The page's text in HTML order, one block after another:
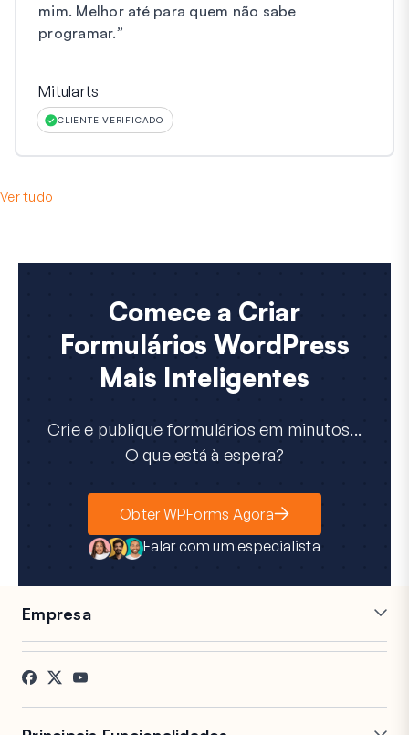
mim. Melhor até para quem não sabe
programar.”
Mitularts
CLIENTE VERIFICADO
Ver tudo
Comece a Criar
Formulários WordPress
Mais Inteligentes
Crie e publique formulários em minutos...
O que está à espera?
Obter WPForms Agora
Falar com um especialista
Empresa
Carreiras
Testemunhos
Imprensa
Afiliados